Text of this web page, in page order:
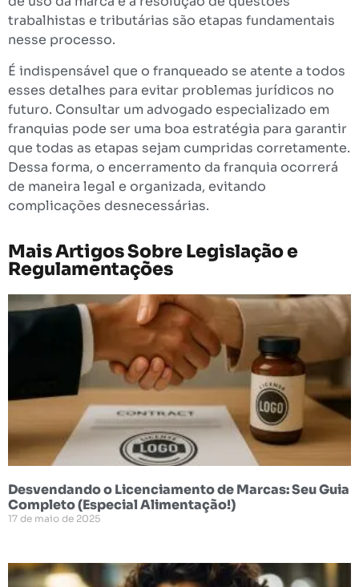
trabalhistas e tributárias são etapas fundamentais
nesse processo.
É indispensável que o franqueado se atente a todos
esses detalhes para evitar problemas jurídicos no
futuro. Consultar um advogado especializado em
franquias pode ser uma boa estratégia para garantir
que todas as etapas sejam cumpridas corretamente.
Dessa forma, o encerramento da franquia ocorrerá
de maneira legal e organizada, evitando
complicações desnecessárias.
Mais Artigos SobreLegislação e
Regulamentações
Desvendando o Licenciamento de Marcas: Seu Guia
Completo (Especial Alimentação!)
17 de maio de 2025